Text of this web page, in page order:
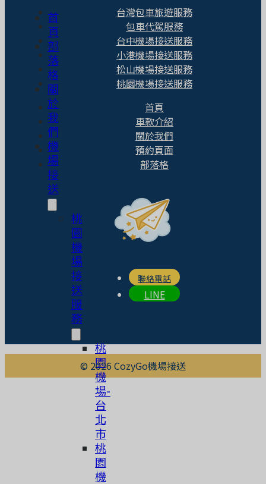
首
頁
部
落
格
關
於
我
們
機
場
接
送
桃
園
機
場
接
送
服
務
桃
園
機
場-
台
北
市
桃
園
機
台灣包車旅遊服務
包車代駕服務
台中機場接送服務
小港機場接送服務
松山機場接送服務
桃園機場接送服務
首頁
車款介紹
關於我們
預約頁面
部落格
聯絡電話
LINE
© 2026 CozyGo機場接送